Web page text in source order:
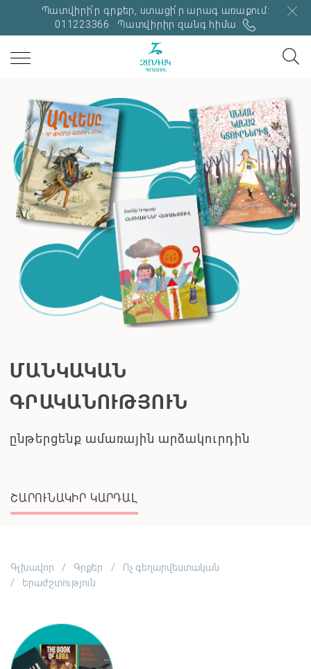
Պատվիրի՛ր գրքեր, ստացի՛ր արագ առաքում:
011223366
Պատվիրիր զանգ հիմա
ՊԱՈԼՈ ՍՈՐԵՆՏԻՆՈ
Բոլորն իրավացի են
ՇԱՐՈՒՆԱԿԻՐ ԿԱՐԴԱԼ
Գլխավոր Գրքեր
Ոչ գեղարվեստական
Երաժշտություն